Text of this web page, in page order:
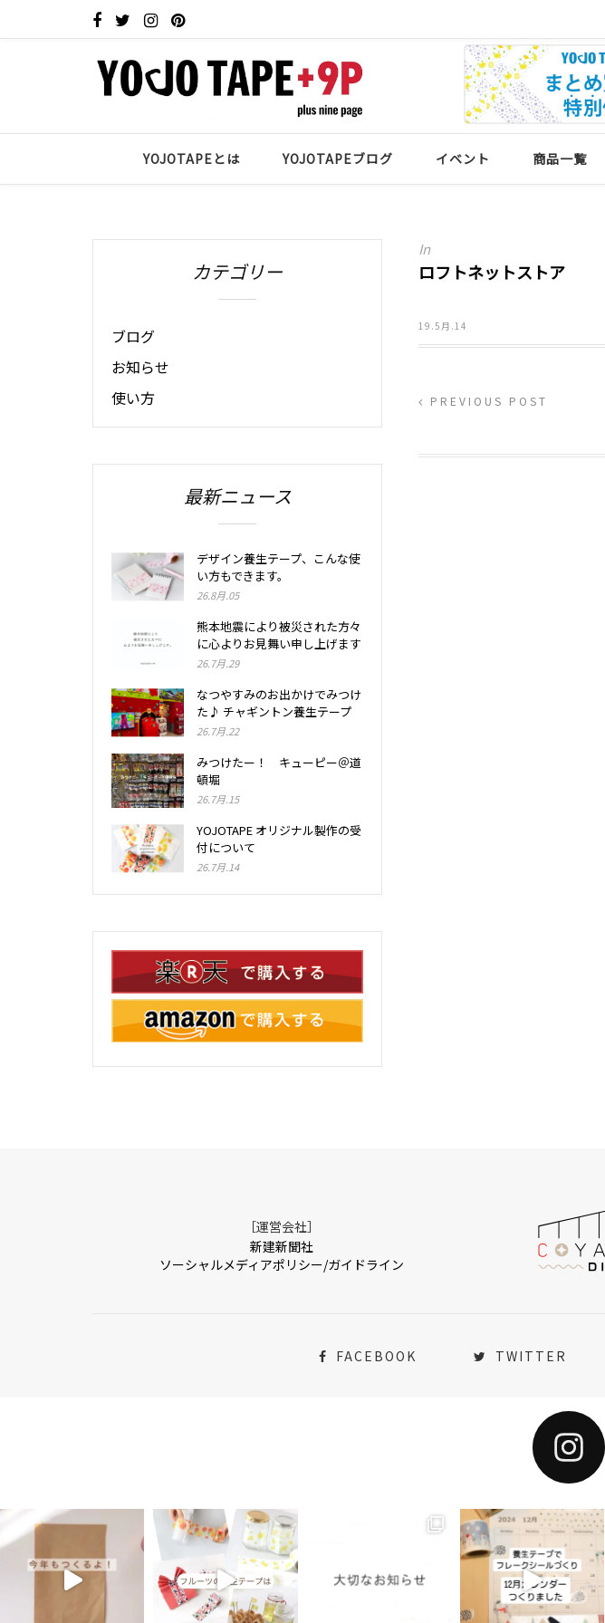
YOJOTAPEとは YOJOTAPEブログ イベント 商品一覧
In
ロフトネットストア
19.5月.14
PREVIOUS POST
カテゴリー
ブログ
お知らせ
使い方
最新ニュース
デザイン養生テープ、こんな使
い方もできます。
26.8月.05
熊本地震により被災された方々
に心よりお見舞い申し上げます
26.7月.29
なつやすみのお出かけでみつけ
た♪ チャギントン養生テープ
26.7月.22
みつけたー！ キューピー＠道
頓堀
26.7月.15
YOJOTAPE オリジナル製作の受
付について
26.7月.14
［運営会社］
新建新聞社
ソーシャルメディアポリシー/ガイドライン
FACEBOOK TWITTER